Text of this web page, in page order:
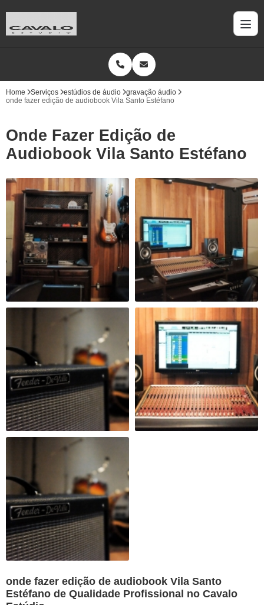
Home Serviços estúdios de áudio
gravação áudio
onde fazer edição de audiobook Vila Santo Estéfano
Onde Fazer Edição de
Audiobook Vila Santo Estéfano
onde fazer edição de audiobook Vila Santo
Estéfano de Qualidade Profissional no Cavalo